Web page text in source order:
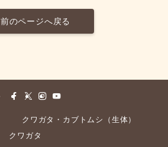
前のページへ戻る
クワガタ・カブトムシ（生体）
クワガタ